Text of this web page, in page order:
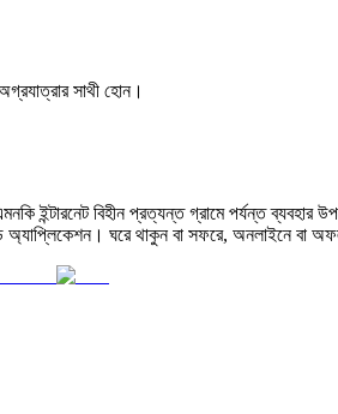
সাথী হোন।
ইন্টারনেট বিহীন প্রত্যন্ত গ্রামে পর্যন্ত ব্যবহার
ঘরে থাকুন বা সফরে, অনলাইনে বা